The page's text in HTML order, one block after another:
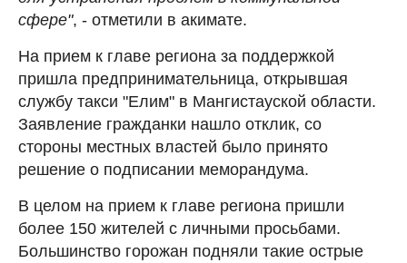
сфере", - отметили в акимате.
На прием к главе региона за поддержкой
пришла предпринимательница, открывшая
службу такси "Елим" в Мангистауской области.
Заявление гражданки нашло отклик, со
стороны местных властей было принято
решение о подписании меморандума.
В целом на прием к главе региона пришли
более 150 жителей с личными просьбами.
Большинство горожан подняли такие острые